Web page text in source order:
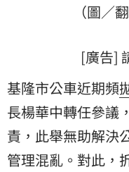
（圖／
[廣告]
基隆市公車近期頻
長楊華中轉任參議
責，此舉無助解決
管理混亂。對此，